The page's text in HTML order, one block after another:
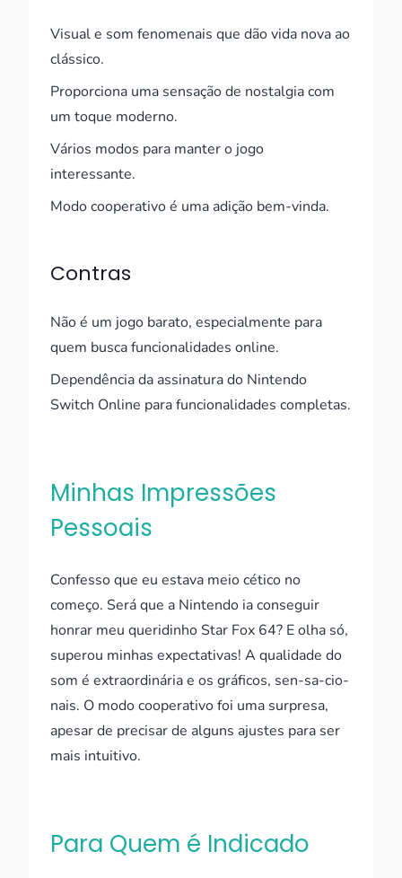
Visual e som fenomenais que dão vida nova ao
clássico.
Proporciona uma sensação de nostalgia com
um toque moderno.
Vários modos para manter o jogo
interessante.
Modo cooperativo é uma adição bem-vinda.
Contras
Não é um jogo barato, especialmente para
quem busca funcionalidades online.
Dependência da assinatura do Nintendo
Switch Online para funcionalidades completas.
Minhas Impressões
Pessoais
Confesso que eu estava meio cético no
começo. Será que a Nintendo ia conseguir
honrar meu queridinho Star Fox 64? E olha só,
superou minhas expectativas! A qualidade do
som é extraordinária e os gráficos, sen-sa-cio-
nais. O modo cooperativo foi uma surpresa,
apesar de precisar de alguns ajustes para ser
mais intuitivo.
Para Quem é Indicado